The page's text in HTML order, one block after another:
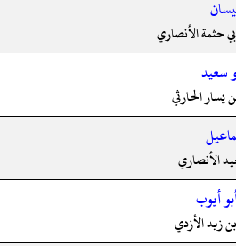
حثمة الأنصاري
سعيد
الحارثي
الأنصاري
أيوب
زيد الأزدي